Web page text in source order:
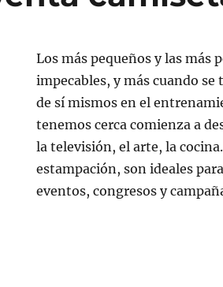
Los más pequeños y las más
impecables, y más cuando
de sí mismos en el
tenemos cerca comienza a
la televisión, el arte, la
estampación, son ideales
eventos, congresos y